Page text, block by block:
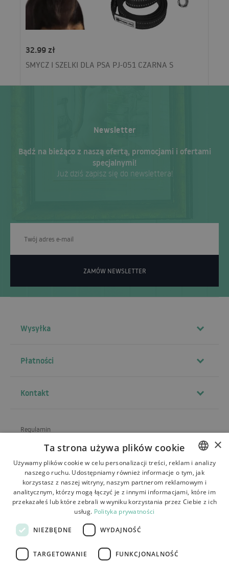
32.99 zł
SMYCZ I SZELKI DLA PSA PJ-051 CZARNA S
Newsletter
Bądź na bieżąco z naszą ofertą, promocjami i ofertami
specjalnymi!
Już dziś zapisz się do newslettera!
ZAMÓW NEWSLETTER
Wysyłka
Płatności
Kontakt
Regulamin
Wysyłka
Zwroty i reklamacje
Kontakt
POLISH
BULGARIAN
×
Ta strona używa plików cookie
Używamy plików cookie w celu personalizacji treści, reklam i analizy
naszego ruchu. Udostępniamy również informacje o tym, jak
korzystasz z naszej witryny, naszym partnerom reklamowym i
analitycznym, którzy mogą łączyć je z innymi informacjami, które im
przekazałeś lub które zebrali w wyniku korzystania przez Ciebie z ich
usług. Polityka prywatności
NIEZBĘDNE WYDAJNOŚĆ
TARGETOWANIE FUNKCJONALNOŚĆ